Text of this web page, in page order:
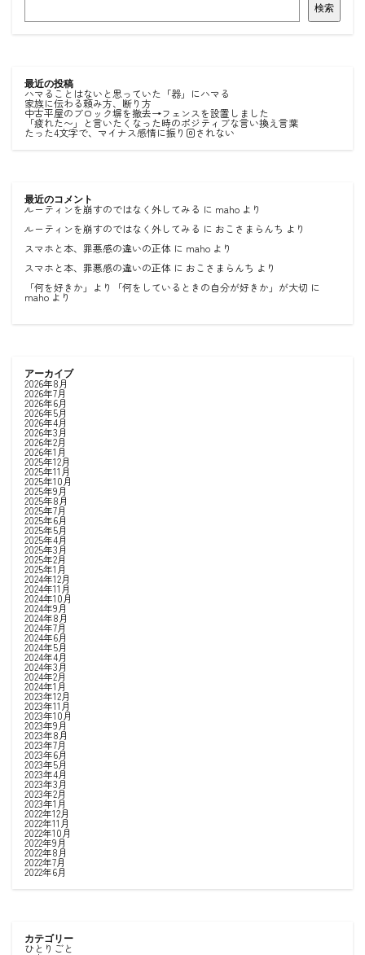
検索
最近の投稿
ハマることはないと思っていた「器」にハマる
家族に伝わる頼み方、断り方
中古平屋のブロック塀を撤去→フェンスを設置しました
「疲れた〜」と言いたくなった時のポジティブな言い換え言葉
たった4文字で、マイナス感情に振り回されない
最近のコメント
ルーティンを崩すのではなく外してみる に maho より
ルーティンを崩すのではなく外してみる に おこさまらんち より
スマホと本、罪悪感の違いの正体 に maho より
スマホと本、罪悪感の違いの正体 に おこさまらんち より
「何を好きか」より「何をしているときの自分が好きか」が大切 に
mahoより
アーカイブ
2026年8月
2026年7月
2026年6月
2026年5月
2026年4月
2026年3月
2026年2月
2026年1月
2025年12月
2025年11月
2025年10月
2025年9月
2025年8月
2025年7月
2025年6月
2025年5月
2025年4月
2025年3月
2025年2月
2025年1月
2024年12月
2024年11月
2024年10月
2024年9月
2024年8月
2024年7月
2024年6月
2024年5月
2024年4月
2024年3月
2024年2月
2024年1月
2023年12月
2023年11月
2023年10月
2023年9月
2023年8月
2023年7月
2023年6月
2023年5月
2023年4月
2023年3月
2023年2月
2023年1月
2022年12月
2022年11月
2022年10月
2022年9月
2022年8月
2022年7月
2022年6月
カテゴリー
ひとりごと